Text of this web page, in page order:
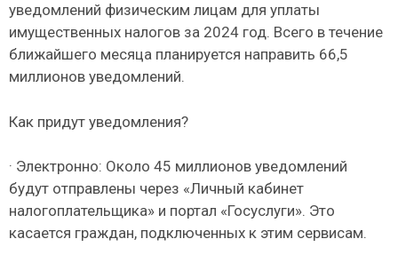
уведомлений физическим лицам для уплаты
имущественных налогов за 2024 год. Всего в течение
ближайшего месяца планируется направить 66,5
миллионов уведомлений.
Как придут уведомления?
· Электронно: Около 45 миллионов уведомлений
будут отправлены через «Личный кабинет
налогоплательщика» и портал «Госуслуги». Это
касается граждан, подключенных к этим сервисам.